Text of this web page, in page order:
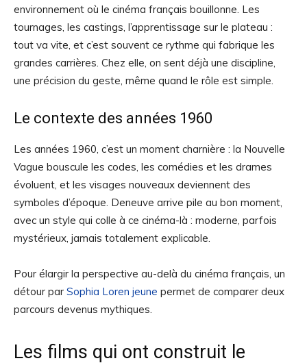
environnement où le cinéma français bouillonne. Les
tournages, les castings, l’apprentissage sur le plateau :
tout va vite, et c’est souvent ce rythme qui fabrique les
grandes carrières. Chez elle, on sent déjà une discipline,
une précision du geste, même quand le rôle est simple.
Le contexte des années 1960
Les années 1960, c’est un moment charnière : la Nouvelle
Vague bouscule les codes, les comédies et les drames
évoluent, et les visages nouveaux deviennent des
symboles d’époque. Deneuve arrive pile au bon moment,
avec un style qui colle à ce cinéma-là : moderne, parfois
mystérieux, jamais totalement explicable.
Pour élargir la perspective au-delà du cinéma français, un
détour par Sophia Loren jeune permet de comparer deux
parcours devenus mythiques.
Les films qui ont construit le